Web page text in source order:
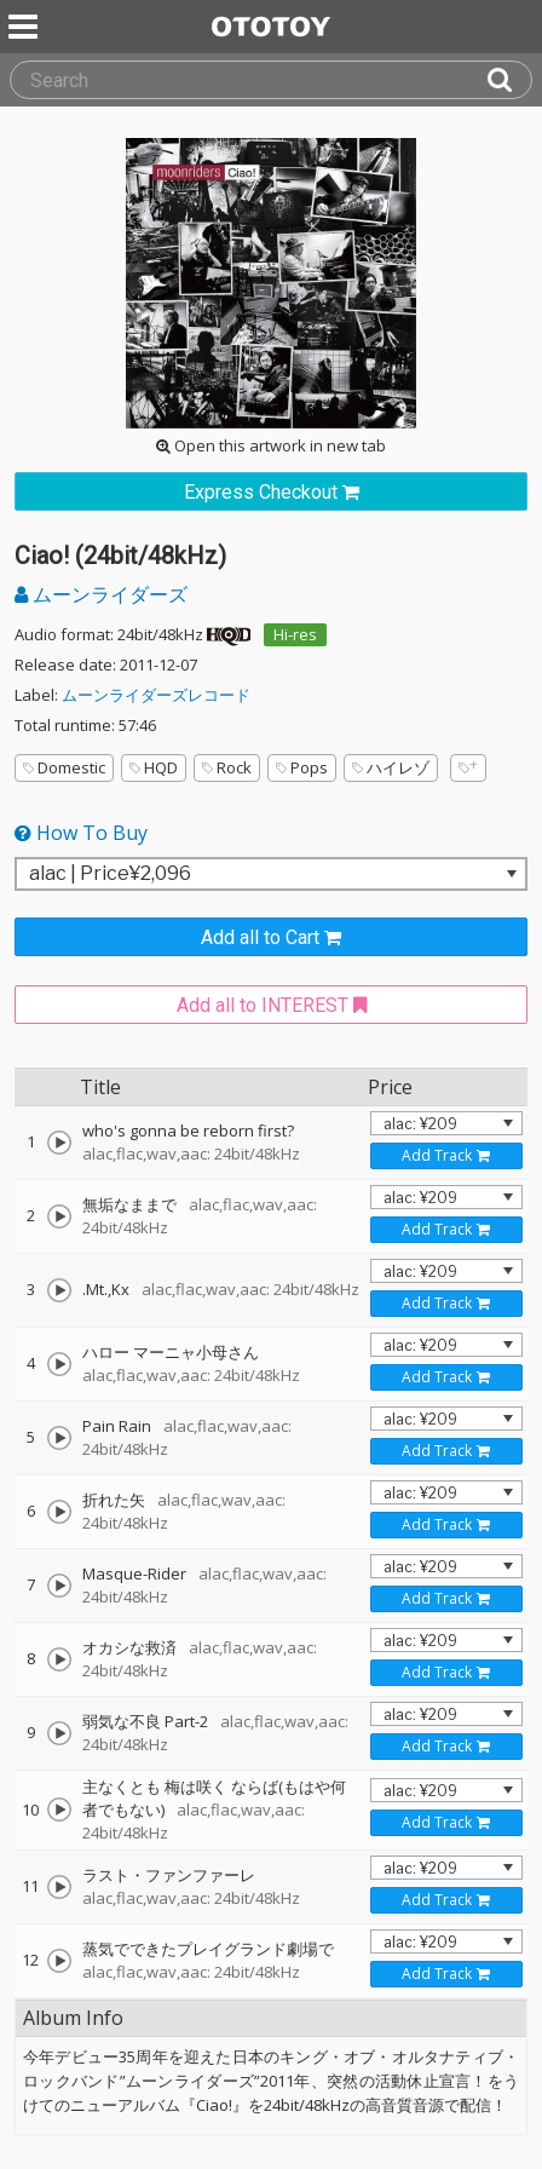
Open this artwork in new tab
Express Checkout
Ciao! (24bit/48kHz)
ムーンライダーズ
Audio format: 24bit/48kHz
Hi-res
Release date: 2011-12-07
Label: ムーンライダーズレコード
Total runtime: 57:46
Domestic
HQD Rock Pops ハイレゾ
How To Buy
Add all to Cart
Add all to INTEREST
Title Price
1
who's gonna be reborn first?
alac,flac,wav,aac: 24bit/48kHz
Add Track
2 無垢なままで
alac,flac,wav,aac:
24bit/48kHz
Add Track
3 .Mt.,Kx alac,flac,wav,aac: 24bit/48kHz
Add Track
4
ハロー マーニャ小母さん
alac,flac,wav,aac: 24bit/48kHz
Add Track
5 Pain Rain
alac,flac,wav,aac:
24bit/48kHz
Add Track
6 折れた矢
alac,flac,wav,aac:
24bit/48kHz
Add Track
7 Masque-Rider
alac,flac,wav,aac:
24bit/48kHz
Add Track
8 オカシな救済
alac,flac,wav,aac:
24bit/48kHz
Add Track
9 弱気な不良 Part-2
alac,flac,wav,aac:
24bit/48kHz
Add Track
10
主なくとも 梅は咲く ならば(もはや何
者でもない)
alac,flac,wav,aac:
24bit/48kHz
Add Track
11
ラスト・ファンファーレ
alac,flac,wav,aac: 24bit/48kHz
Add Track
12
蒸気でできたプレイグランド劇場で
alac,flac,wav,aac: 24bit/48kHz
Add Track
Album Info
今年デビュー35周年を迎えた日本のキング・オブ・オルタナティブ・
ロックバンド”ムーンライダーズ”2011年、突然の活動休止宣言！をう
けてのニューアルバム『Ciao!』を24bit/48kHzの高音質音源で配信！